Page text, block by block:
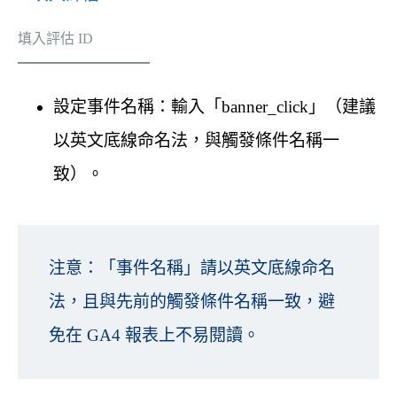
填入評估 ID
設定事件名稱：輸入「banner_click」（建議
以英文底線命名法，與觸發條件名稱一
致）。
注意：「事件名稱」請以英文底線命名
法，且與先前的觸發條件名稱一致，避
免在 GA4 報表上不易閱讀。